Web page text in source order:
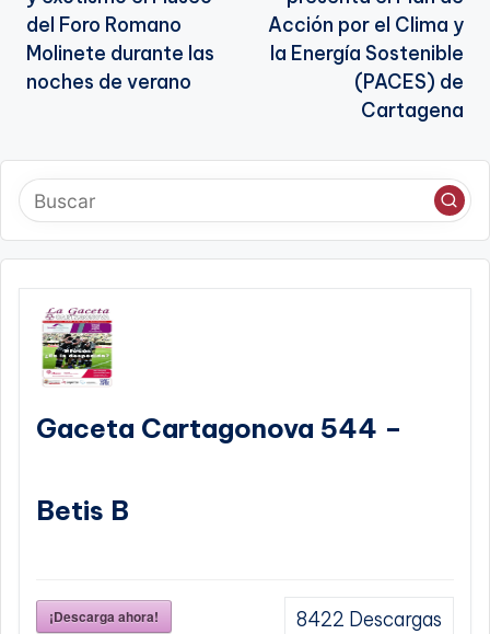
entradas
del Foro Romano
Molinete durante las
noches de verano
Acción por el Clima y
la Energía Sostenible
(PACES) de
Cartagena
Gaceta Cartagonova 544 –
Betis B
¡Descarga ahora! 8422 Descargas